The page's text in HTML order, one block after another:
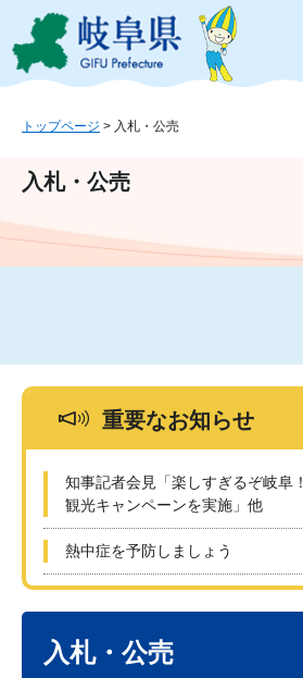
ジ
ュ
文
このページの本文へ
トップページ > 入札・公売
入札・公売
重要なお知らせ
知事記者会見「楽しすぎるぞ岐阜
観光キャンペーンを実施」他
熱中症を予防しましょう
入札・公売